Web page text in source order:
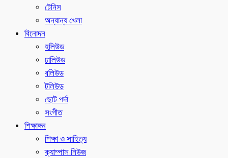
টেনিস
অন্যান্য খেলা
বিনোদন
হলিউড
ঢালিউড
বলিউড
টলিউড
ছোট পর্দা
সংগীত
শিক্ষাঙ্গন
শিক্ষা ও সাহিত্য
ক্যাম্পাস নিউজ